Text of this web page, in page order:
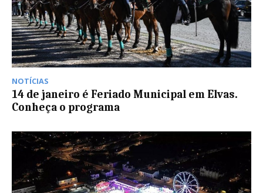
NOTÍCIAS
14 de janeiro é Feriado Municipal em Elvas.
Conheça o programa